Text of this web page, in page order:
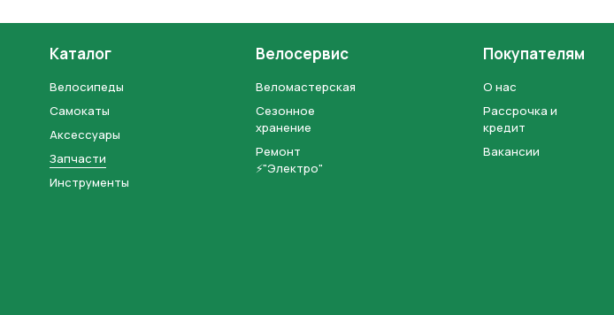
Каталог
Велосипеды
Самокаты
Аксессуары
Запчасти
Инструменты
Велосервис
Веломастерская
Сезонное
хранение
Ремонт
⚡"Электро"
Покупателям
О нас
Рассрочка и
кредит
Вакансии